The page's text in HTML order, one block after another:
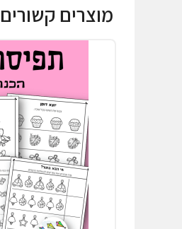
מוצרים קשורים